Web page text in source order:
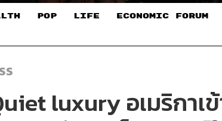
POP LIFE ECONOMIC FORUM
luxury อเมริกาเ